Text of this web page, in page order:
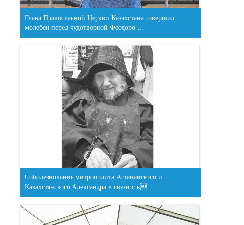
Глава Православной Церкви Казахстана совершил
молебен перед чудотворной Феодоро …
Соболезнование митрополита Астанайского и
Казахстанского Александра в связи с к…